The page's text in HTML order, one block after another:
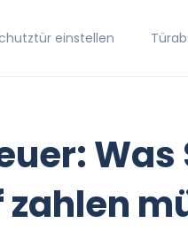
einstellen
Was